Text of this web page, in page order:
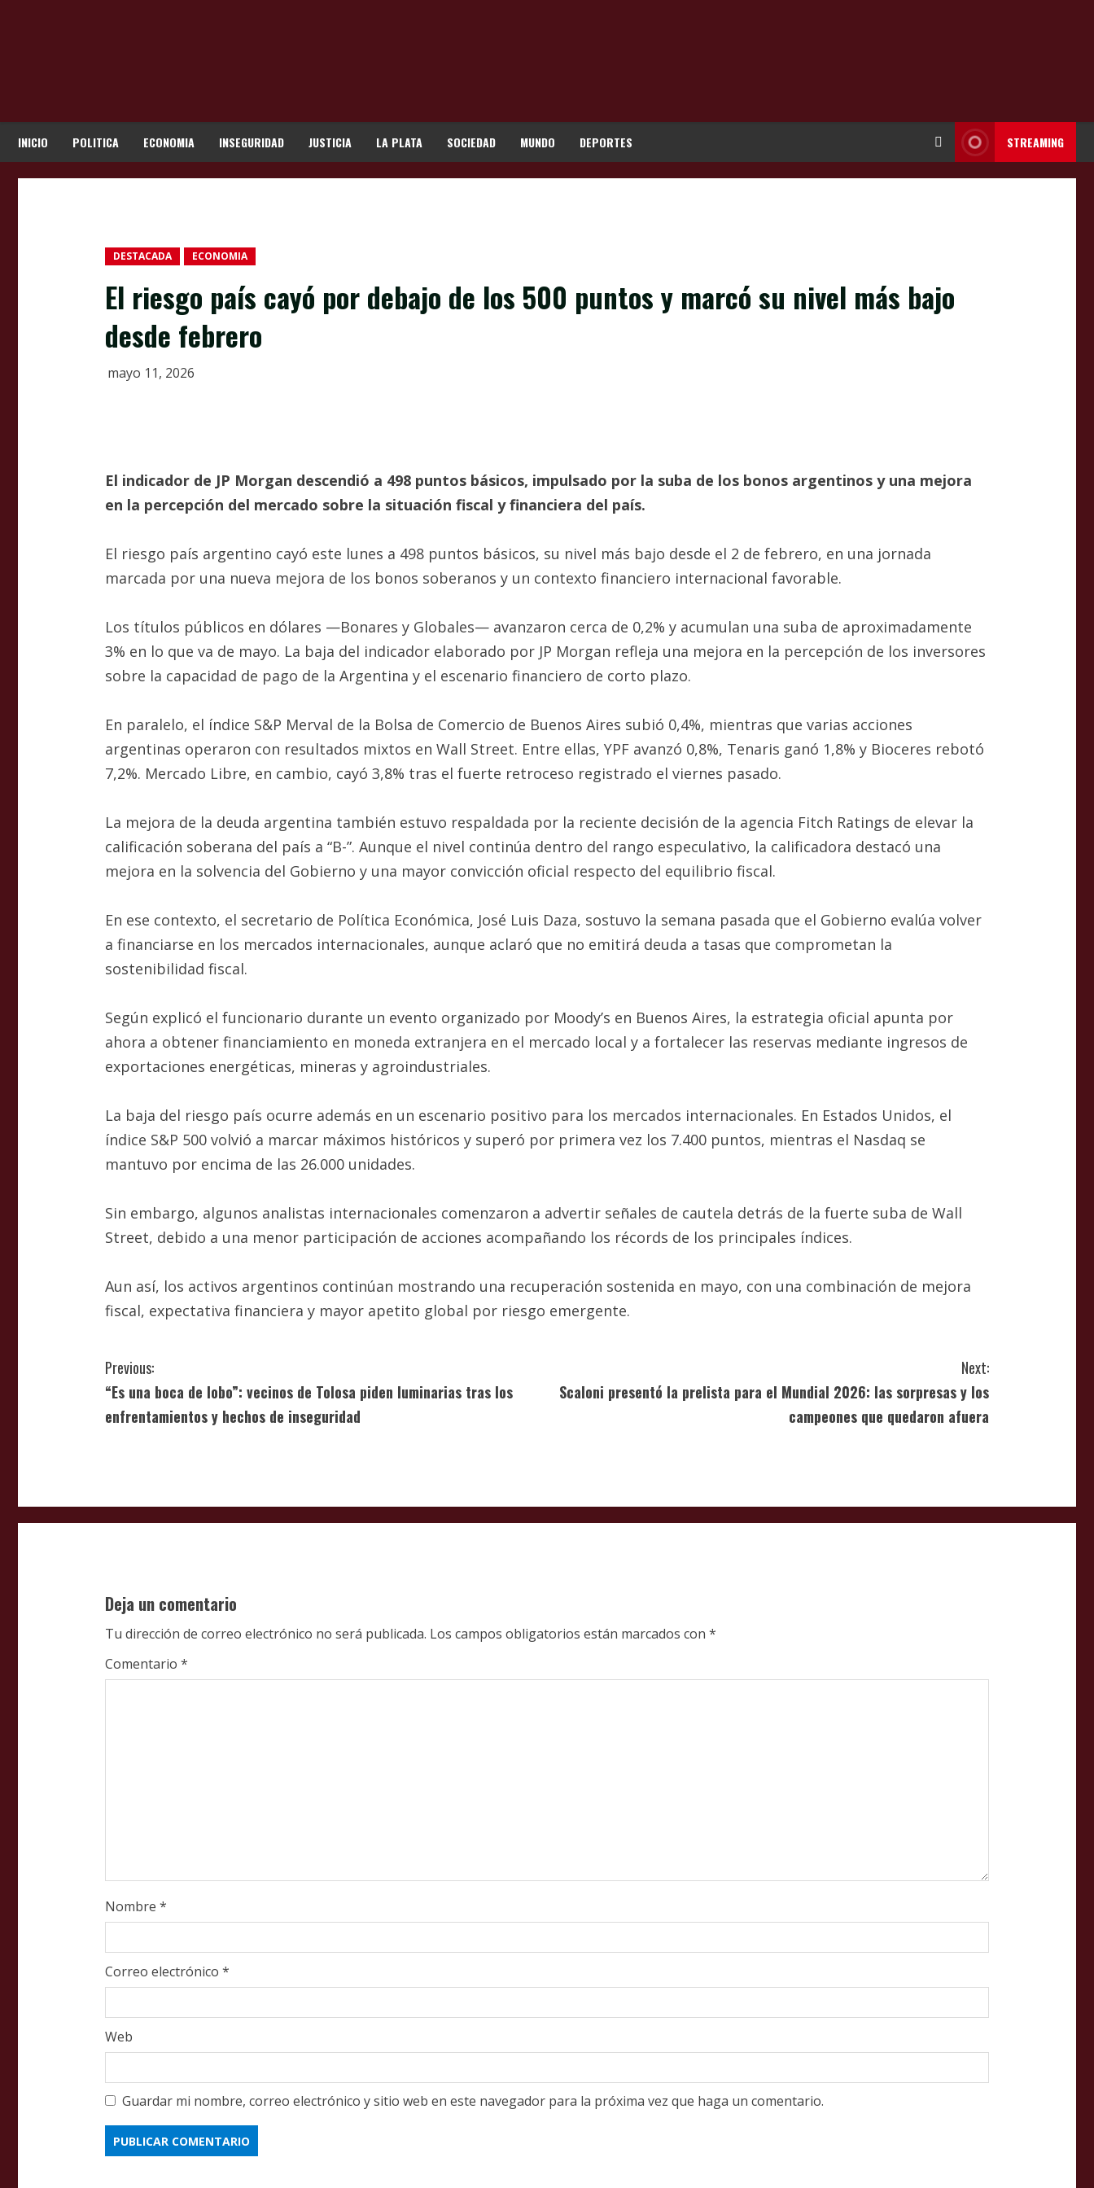
INICIO POLITICA ECONOMIA INSEGURIDAD JUSTICIA LA PLATA SOCIEDAD MUNDO DEPORTES STREAMING
DESTACADA ECONOMIA
El riesgo país cayó por debajo de los 500 puntos y marcó su nivel más bajo
desde febrero
mayo 11, 2026
El indicador de JP Morgan descendió a 498 puntos básicos, impulsado por la suba de los bonos argentinos y una mejora
en la percepción del mercado sobre la situación fiscal y financiera del país.
El riesgo país argentino cayó este lunes a 498 puntos básicos, su nivel más bajo desde el 2 de febrero, en una jornada
marcada por una nueva mejora de los bonos soberanos y un contexto financiero internacional favorable.
Los títulos públicos en dólares —Bonares y Globales— avanzaron cerca de 0,2% y acumulan una suba de aproximadamente
3% en lo que va de mayo. La baja del indicador elaborado por JP Morgan refleja una mejora en la percepción de los inversores
sobre la capacidad de pago de la Argentina y el escenario financiero de corto plazo.
En paralelo, el índice S&P Merval de la Bolsa de Comercio de Buenos Aires subió 0,4%, mientras que varias acciones
argentinas operaron con resultados mixtos en Wall Street. Entre ellas, YPF avanzó 0,8%, Tenaris ganó 1,8% y Bioceres rebotó
7,2%. Mercado Libre, en cambio, cayó 3,8% tras el fuerte retroceso registrado el viernes pasado.
La mejora de la deuda argentina también estuvo respaldada por la reciente decisión de la agencia Fitch Ratings de elevar la
calificación soberana del país a “B-”. Aunque el nivel continúa dentro del rango especulativo, la calificadora destacó una
mejora en la solvencia del Gobierno y una mayor convicción oficial respecto del equilibrio fiscal.
En ese contexto, el secretario de Política Económica, José Luis Daza, sostuvo la semana pasada que el Gobierno evalúa volver
a financiarse en los mercados internacionales, aunque aclaró que no emitirá deuda a tasas que comprometan la
sostenibilidad fiscal.
Según explicó el funcionario durante un evento organizado por Moody’s en Buenos Aires, la estrategia oficial apunta por
ahora a obtener financiamiento en moneda extranjera en el mercado local y a fortalecer las reservas mediante ingresos de
exportaciones energéticas, mineras y agroindustriales.
La baja del riesgo país ocurre además en un escenario positivo para los mercados internacionales. En Estados Unidos, el
índice S&P 500 volvió a marcar máximos históricos y superó por primera vez los 7.400 puntos, mientras el Nasdaq se
mantuvo por encima de las 26.000 unidades.
Sin embargo, algunos analistas internacionales comenzaron a advertir señales de cautela detrás de la fuerte suba de Wall
Street, debido a una menor participación de acciones acompañando los récords de los principales índices.
Aun así, los activos argentinos continúan mostrando una recuperación sostenida en mayo, con una combinación de mejora
fiscal, expectativa financiera y mayor apetito global por riesgo emergente.
C
o
i
e
R
e
Previous:
“Es una boca de lobo”: vecinos de Tolosa piden luminarias tras los
enfrentamientos y hechos de inseguridad
Next:
Scaloni presentó la prelista para el Mundial 2026: las sorpresas y los
campeones que quedaron afuera
Deja un comentario
Tu dirección de correo electrónico no será publicada. Los campos obligatorios están marcados con *
Comentario *
Nombre *
Correo electrónico *
Web
Guardar mi nombre, correo electrónico y sitio web en este navegador para la próxima vez que haga un comentario.